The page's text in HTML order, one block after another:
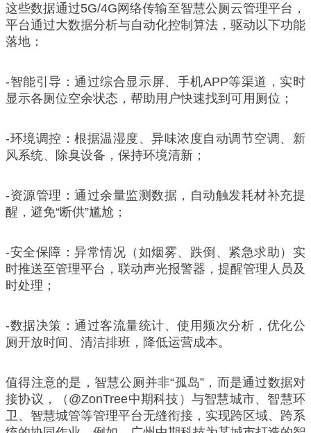
这些数据通过5G/4G网络传输至智慧公厕云管理平台，
平台通过大数据分析与自动化控制算法，驱动以下功能
落地：
-智能引导：通过综合显示屏、手机APP等渠道，实时
显示各厕位空余状态，帮助用户快速找到可用厕位；
-环境调控：根据温湿度、异味浓度自动调节空调、新
风系统、除臭设备，保持环境清新；
-资源管理：通过余量监测数据，自动触发耗材补充提
醒，避免“断供”尴尬；
-安全保障：异常情况（如烟雾、跌倒、紧急求助）实
时推送至管理平台，联动声光报警器，提醒管理人员及
时处理；
-数据决策：通过客流量统计、使用频次分析，优化公
厕开放时间、清洁排班，降低运营成本。
值得注意的是，智慧公厕并非“孤岛”，而是通过数据对
接协议，（@ZonTree中期科技）与智慧城市、智慧环
卫、智慧城管等管理平台无缝衔接，实现跨区域、跨系